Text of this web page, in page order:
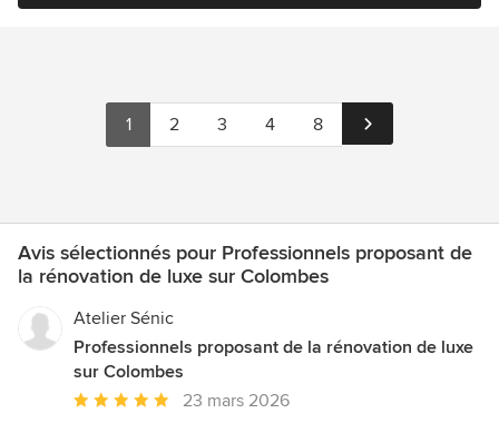
1 2 3 4 8
Avis sélectionnés pour Professionnels proposant de
la rénovation de luxe sur Colombes
Atelier Sénic
Professionnels proposant de la rénovation de luxe
sur Colombes
Note
23 mars 2026